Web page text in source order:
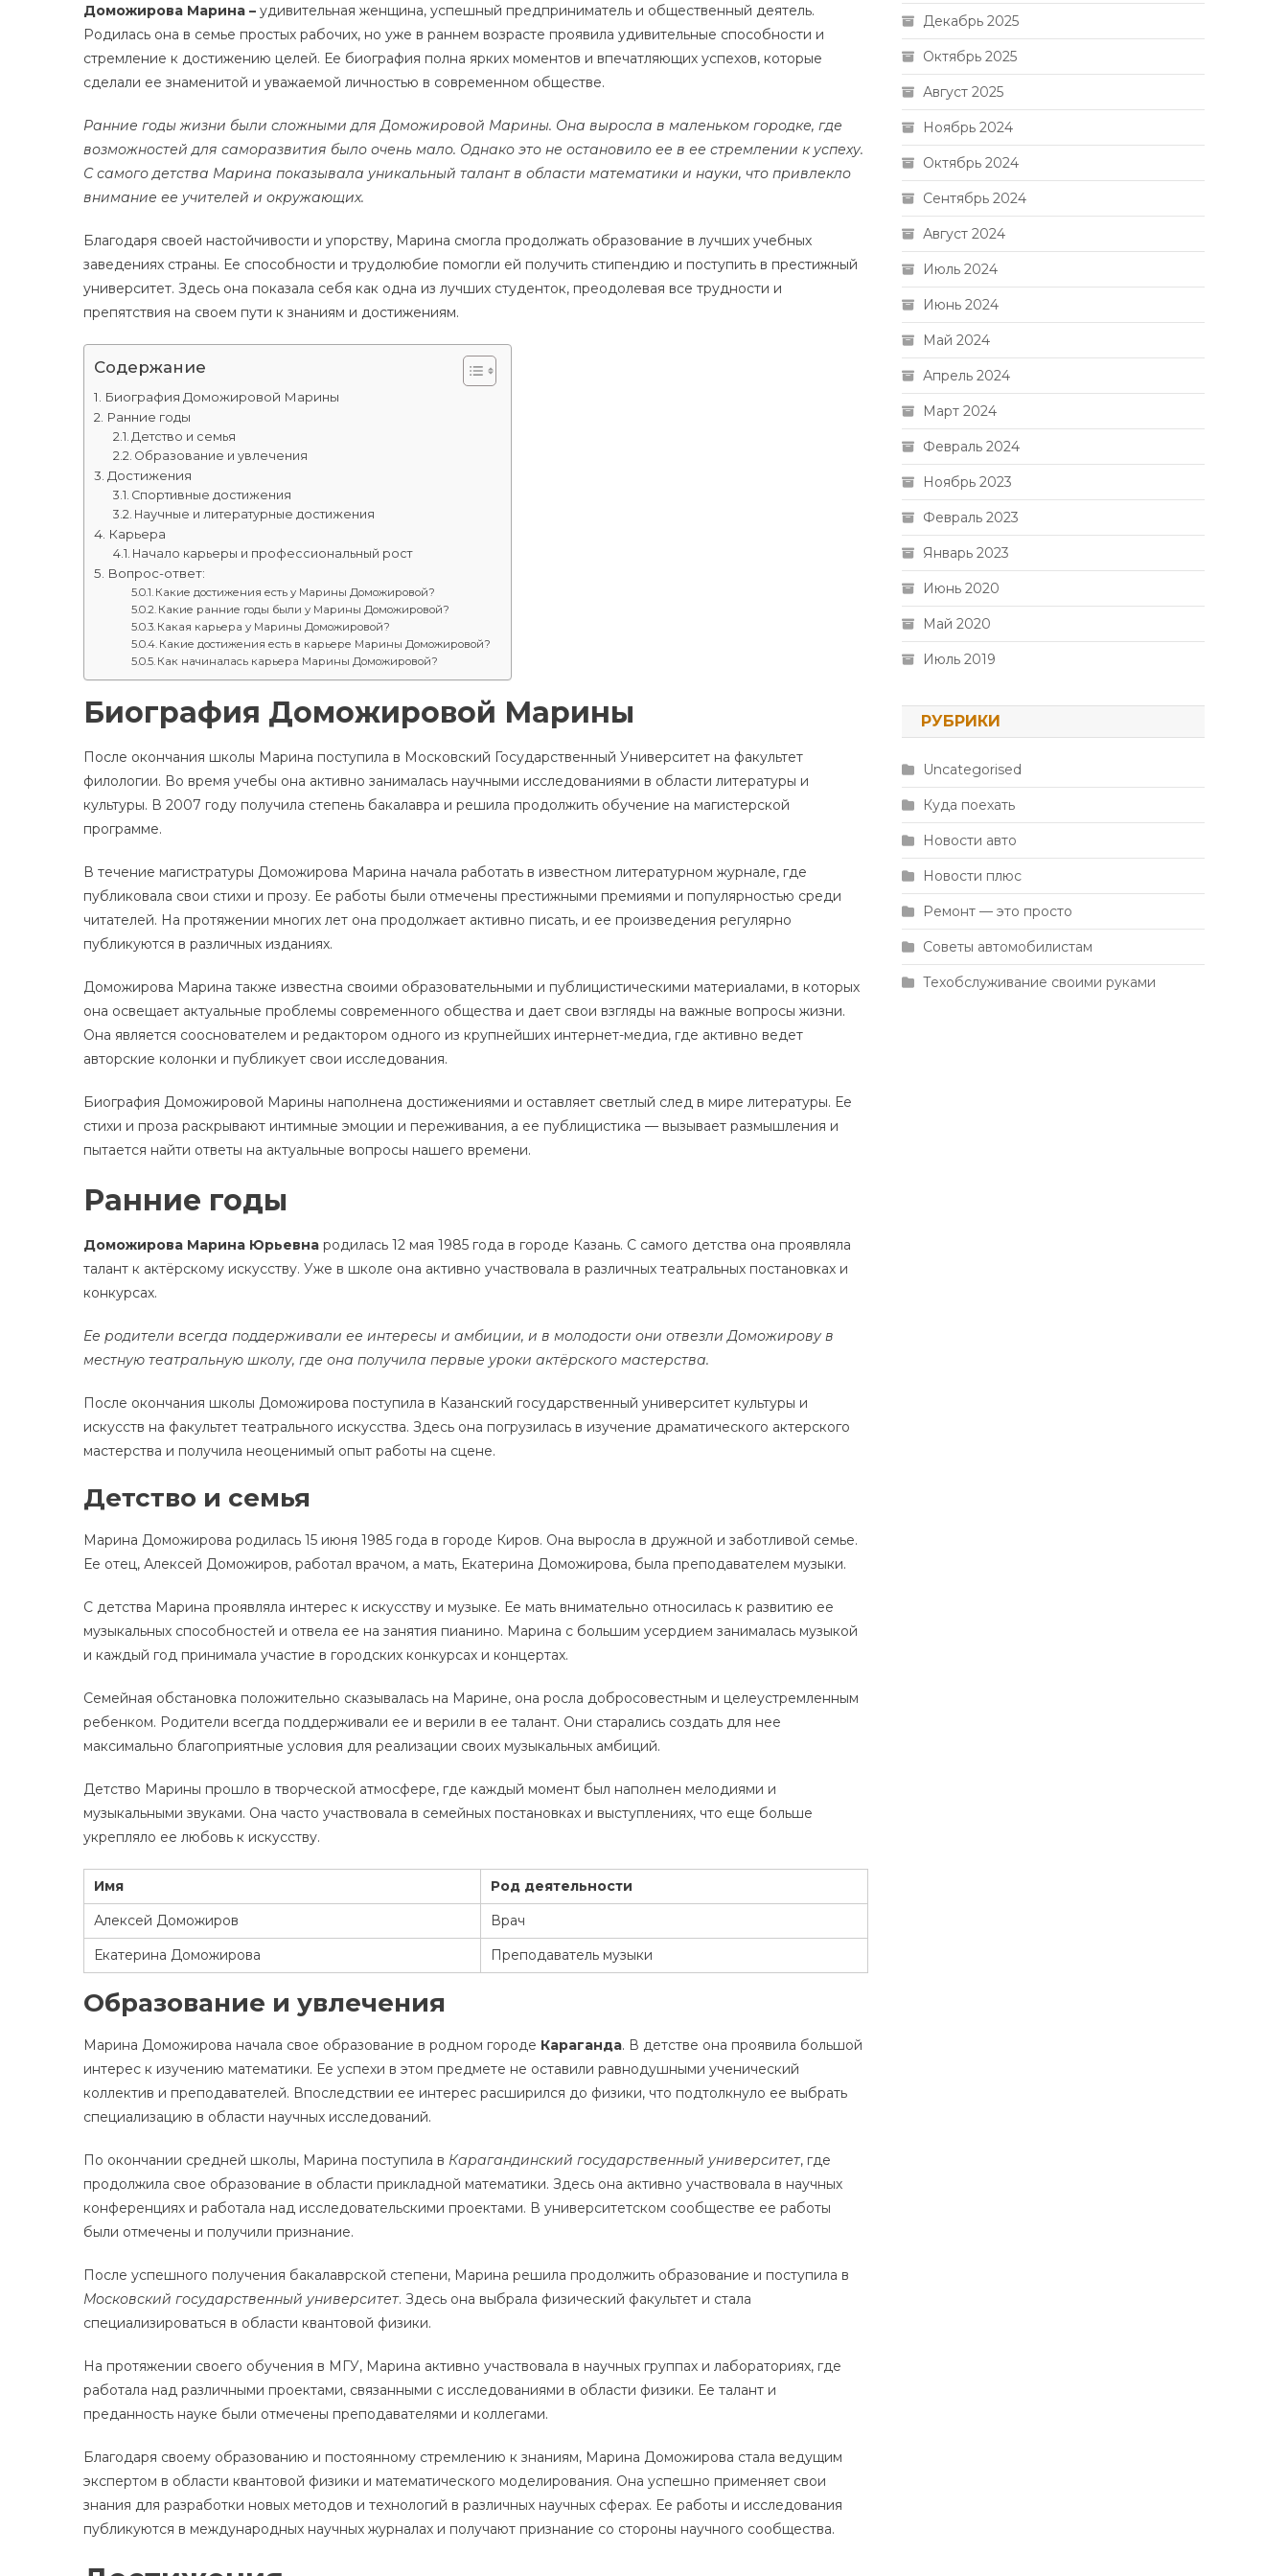
Доможирова Марина – удивительная женщина, успешный предприниматель и общественный деятель.
Родилась она в семье простых рабочих, но уже в раннем возрасте проявила удивительные способности и
стремление к достижению целей. Ее биография полна ярких моментов и впечатляющих успехов, которые
сделали ее знаменитой и уважаемой личностью в современном обществе.
Ранние годы жизни были сложными для Доможировой Марины. Она выросла в маленьком городке, где
возможностей для саморазвития было очень мало. Однако это не остановило ее в ее стремлении к успеху.
С самого детства Марина показывала уникальный талант в области математики и науки, что привлекло
внимание ее учителей и окружающих.
Благодаря своей настойчивости и упорству, Марина смогла продолжать образование в лучших учебных
заведениях страны. Ее способности и трудолюбие помогли ей получить стипендию и поступить в престижный
университет. Здесь она показала себя как одна из лучших студенток, преодолевая все трудности и
препятствия на своем пути к знаниям и достижениям.
Содержание
Биография Доможировой Марины
Ранние годы
Детство и семья
Образование и увлечения
Достижения
Спортивные достижения
Научные и литературные достижения
Карьера
Начало карьеры и профессиональный рост
Вопрос-ответ:
Какие достижения есть у Марины Доможировой?
Какие ранние годы были у Марины Доможировой?
Какая карьера у Марины Доможировой?
Какие достижения есть в карьере Марины Доможировой?
Как начиналась карьера Марины Доможировой?
Биография Доможировой Марины
После окончания школы Марина поступила в Московский Государственный Университет на факультет
филологии. Во время учебы она активно занималась научными исследованиями в области литературы и
культуры. В 2007 году получила степень бакалавра и решила продолжить обучение на магистерской
программе.
В течение магистратуры Доможирова Марина начала работать в известном литературном журнале, где
публиковала свои стихи и прозу. Ее работы были отмечены престижными премиями и популярностью среди
читателей. На протяжении многих лет она продолжает активно писать, и ее произведения регулярно
публикуются в различных изданиях.
Доможирова Марина также известна своими образовательными и публицистическими материалами, в которых
она освещает актуальные проблемы современного общества и дает свои взгляды на важные вопросы жизни.
Она является сооснователем и редактором одного из крупнейших интернет-медиа, где активно ведет
авторские колонки и публикует свои исследования.
Биография Доможировой Марины наполнена достижениями и оставляет светлый след в мире литературы. Ее
стихи и проза раскрывают интимные эмоции и переживания, а ее публицистика — вызывает размышления и
пытается найти ответы на актуальные вопросы нашего времени.
Ранние годы
Доможирова Марина Юрьевна родилась 12 мая 1985 года в городе Казань. С самого детства она проявляла
талант к актёрскому искусству. Уже в школе она активно участвовала в различных театральных постановках и
конкурсах.
Ее родители всегда поддерживали ее интересы и амбиции, и в молодости они отвезли Доможирову в
местную театральную школу, где она получила первые уроки актёрского мастерства.
После окончания школы Доможирова поступила в Казанский государственный университет культуры и
искусств на факультет театрального искусства. Здесь она погрузилась в изучение драматического актерского
мастерства и получила неоценимый опыт работы на сцене.
Детство и семья
Марина Доможирова родилась 15 июня 1985 года в городе Киров. Она выросла в дружной и заботливой семье.
Ее отец, Алексей Доможиров, работал врачом, а мать, Екатерина Доможирова, была преподавателем музыки.
С детства Марина проявляла интерес к искусству и музыке. Ее мать внимательно относилась к развитию ее
музыкальных способностей и отвела ее на занятия пианино. Марина с большим усердием занималась музыкой
и каждый год принимала участие в городских конкурсах и концертах.
Семейная обстановка положительно сказывалась на Марине, она росла добросовестным и целеустремленным
ребенком. Родители всегда поддерживали ее и верили в ее талант. Они старались создать для нее
максимально благоприятные условия для реализации своих музыкальных амбиций.
Детство Марины прошло в творческой атмосфере, где каждый момент был наполнен мелодиями и
музыкальными звуками. Она часто участвовала в семейных постановках и выступлениях, что еще больше
укрепляло ее любовь к искусству.
Имя
Род деятельности
Алексей Доможиров
Врач
Екатерина Доможирова
Преподаватель музыки
Образование и увлечения
Марина Доможирова начала свое образование в родном городе Караганда. В детстве она проявила большой
интерес к изучению математики. Ее успехи в этом предмете не оставили равнодушными ученический
коллектив и преподавателей. Впоследствии ее интерес расширился до физики, что подтолкнуло ее выбрать
специализацию в области научных исследований.
По окончании средней школы, Марина поступила в Карагандинский государственный университет, где
продолжила свое образование в области прикладной математики. Здесь она активно участвовала в научных
конференциях и работала над исследовательскими проектами. В университетском сообществе ее работы
были отмечены и получили признание.
После успешного получения бакалаврской степени, Марина решила продолжить образование и поступила в
Московский государственный университет. Здесь она выбрала физический факультет и стала
специализироваться в области квантовой физики.
На протяжении своего обучения в МГУ, Марина активно участвовала в научных группах и лабораториях, где
работала над различными проектами, связанными с исследованиями в области физики. Ее талант и
преданность науке были отмечены преподавателями и коллегами.
Благодаря своему образованию и постоянному стремлению к знаниям, Марина Доможирова стала ведущим
экспертом в области квантовой физики и математического моделирования. Она успешно применяет свои
знания для разработки новых методов и технологий в различных научных сферах. Ее работы и исследования
публикуются в международных научных журналах и получают признание со стороны научного сообщества.
Декабрь 2025
Октябрь 2025
Август 2025
Ноябрь 2024
Октябрь 2024
Сентябрь 2024
Август 2024
Июль 2024
Июнь 2024
Май 2024
Апрель 2024
Март 2024
Февраль 2024
Ноябрь 2023
Февраль 2023
Январь 2023
Июнь 2020
Май 2020
Июль 2019
РУБРИКИ
Uncategorised
Куда поехать
Новости авто
Новости плюс
Ремонт — это просто
Советы автомобилистам
Техобслуживание своими руками